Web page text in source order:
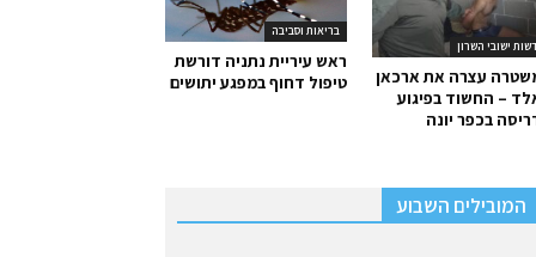
בריאות וסביבה
ראש עיריית נתניה דורשת
טיפול דחוף במפגע יתושים
ישובי השרון
עצרה את ארכאן
– החשוד בפיגוע
בכפר יונה
המובילים השבוע